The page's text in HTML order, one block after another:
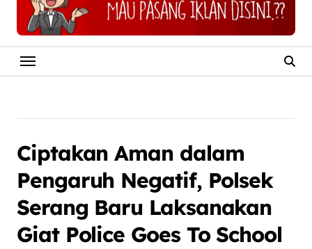
Ciptakan Aman dalam
Pengaruh Negatif, Polsek
Serang Baru Laksanakan
Giat Police Goes To School